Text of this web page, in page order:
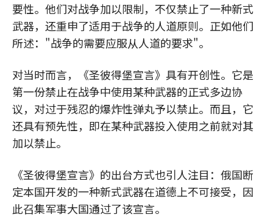
要性。他们对战争加以限制，不仅禁止了一种新式
武器，还重申了适用于战争的人道原则。正如他们
所述："战争的需要应服从人道的要求"。
对当时而言，《圣彼得堡宣言》具有开创性。它是
第一份禁止在战争中使用某种武器的正式多边协
议，对过于残忍的爆炸性弹丸予以禁止。而且，它
还具有预先性，即在某种武器投入使用之前就对其
加以禁止。
《圣彼得堡宣言》的出台方式也引人注目：俄国断
定本国开发的一种新式武器在道德上不可接受，因
此召集军事大国通过了该宣言。